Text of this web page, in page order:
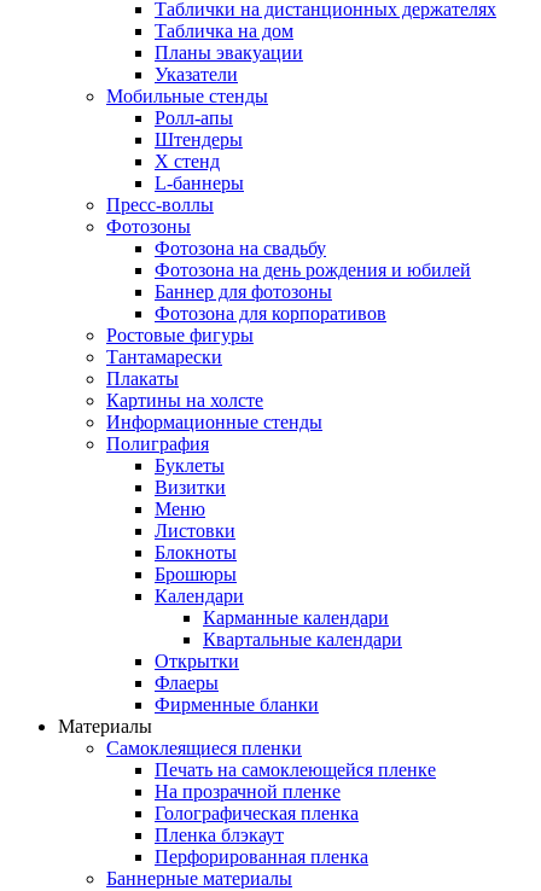
Таблички на дистанционных держателях
Табличка на дом
Планы эвакуации
Указатели
Мобильные стенды
Ролл-апы
Штендеры
Х стенд
L-баннеры
Пресс-воллы
Фотозоны
Фотозона на свадьбу
Фотозона на день рождения и юбилей
Баннер для фотозоны
Фотозона для корпоративов
Ростовые фигуры
Тантамарески
Плакаты
Картины на холсте
Информационные стенды
Полиграфия
Буклеты
Визитки
Меню
Листовки
Блокноты
Брошюры
Календари
Карманные календари
Квартальные календари
Открытки
Флаеры
Фирменные бланки
Материалы
Самоклеящиеся пленки
Печать на самоклеющейся пленке
На прозрачной пленке
Голографическая пленка
Пленка блэкаут
Перфорированная пленка
Баннерные материалы